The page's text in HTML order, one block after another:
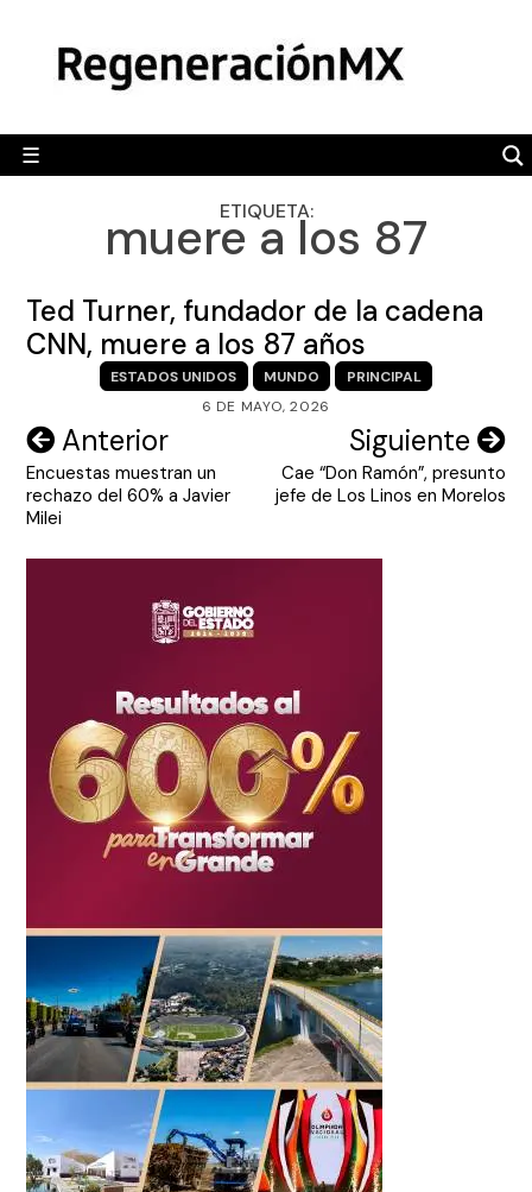
content
☰
POLÍTICA
CAMALEÓN
OPINIÓN
ENGLISH SECTION
VIDEOS
ETIQUETA:
muere a los 87
Ted Turner, fundador de la cadena
CNN, muere a los 87 años
ESTADOS UNIDOS MUNDO
PRINCIPAL
6 DE MAYO, 2026
Navegación
de
entradas
Anterior
Encuestas muestran un
rechazo del 60% a Javier
Milei
Siguiente
Cae “Don Ramón”, presunto
jefe de Los Linos en Morelos